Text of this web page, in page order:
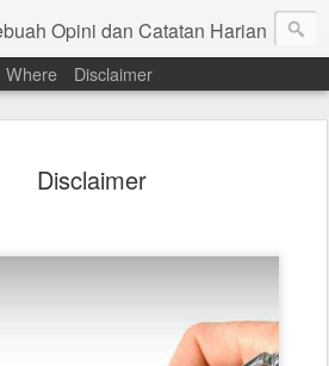
Opini dan Catatan Harian
Where Disclaimer
Disclaimer